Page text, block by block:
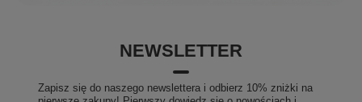
NEWSLETTER
Zapisz się do naszego newslettera i odbierz 10% zniżki na